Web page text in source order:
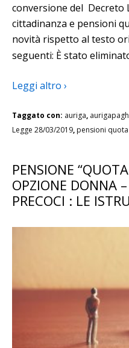
conversione del Decreto
cittadinanza e pensioni
novità rispetto al testo
seguenti: È stato
Leggi altro ›
Taggato con: auriga,
Legge 28/03/2019, pensioni
PENSIONE
OPZIONE DONNA
PRECOCI : LE